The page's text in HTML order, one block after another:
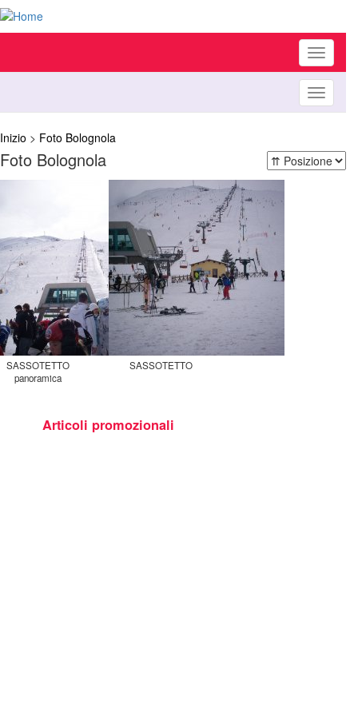
Toggle
Toggle
Inizio > Foto Bolognola
Foto Bolognola
SASSOTETTO
panoramica
SASSOTETTO